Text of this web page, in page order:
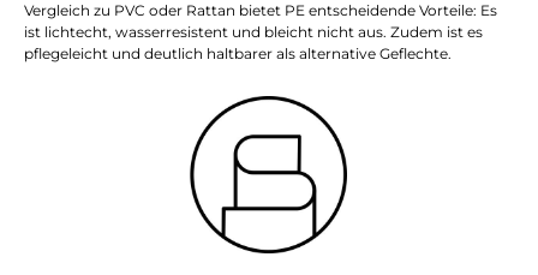
Vergleich zu PVC oder Rattan bietet PE entscheidende Vorteile: Es
ist lichtecht, wasserresistent und bleicht nicht aus. Zudem ist es
pflegeleicht und deutlich haltbarer als alternative Geflechte.